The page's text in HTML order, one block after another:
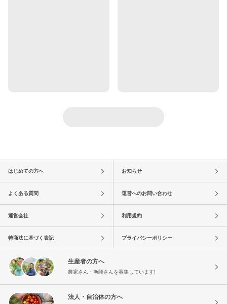
はじめての方へ お知らせ
よくある質問 運営へのお問い合わせ
運営会社 利用規約
特商法に基づく表記 プライバシーポリシー
生産者の方へ
農家さん・漁師さんを募集しています!
法人・自治体の方へ